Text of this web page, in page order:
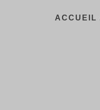
ACCUEIL